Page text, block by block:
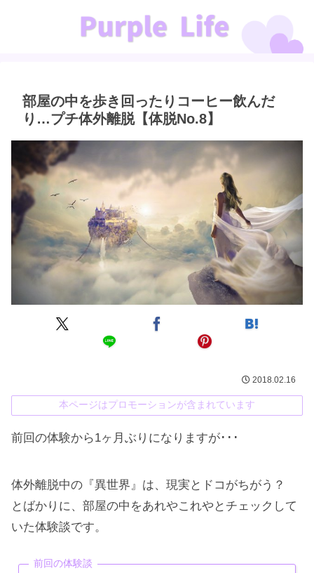
部屋の中を歩き回ったりコーヒー飲んだ
り…プチ体外離脱【体脱No.8】
2018.02.16
本ページはプロモーションが含まれています
前回の体験から1ヶ月ぶりになりますが･･･
体外離脱中の『異世界』は、現実とドコがちがう？
とばかりに、部屋の中をあれやこれやとチェックして
いた体験談です。
前回の体験談